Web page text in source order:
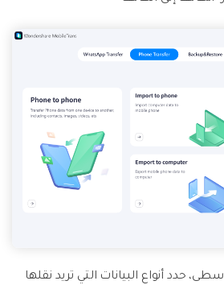
الوسطى، حدد أنواع البيانات التي تريد نقلها